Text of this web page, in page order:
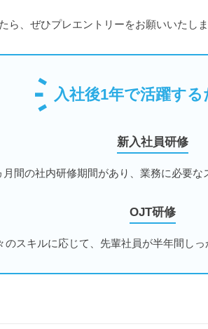
、ぜひプレエントリーをお願いいたしま
入社後1年で活躍する
新入社員研修
月間の社内研修期間があり、業務に必要な
OJT研修
のスキルに応じて、先輩社員が半年間しっ